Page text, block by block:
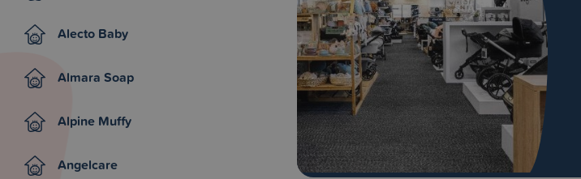
Alecto Baby
Almara Soap
Alpine Muffy
Angelcare